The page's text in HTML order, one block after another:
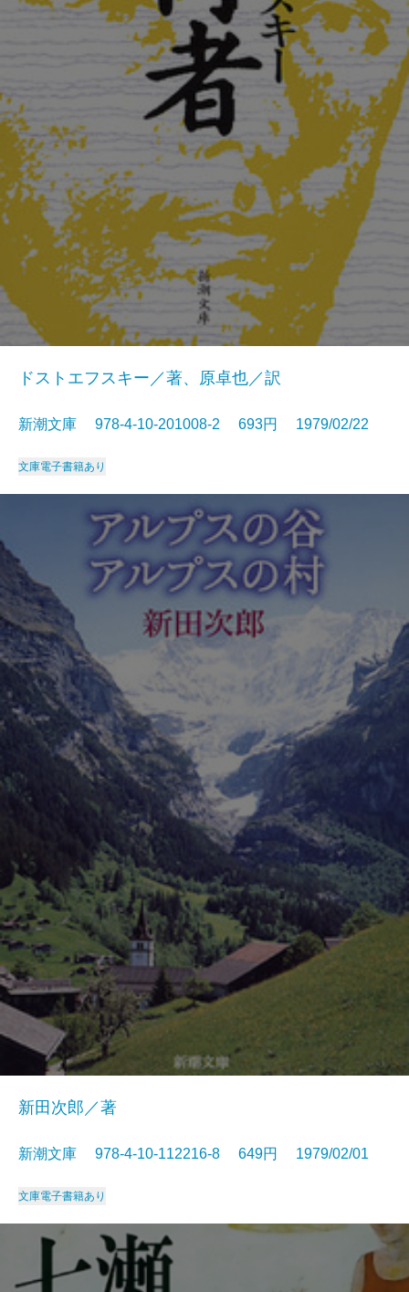
ドストエフスキー／著、原卓也／訳
新潮文庫 978-4-10-201008-2 693円 1979/02/22
文庫電子書籍あり
新田次郎／著
新潮文庫 978-4-10-112216-8 649円 1979/02/01
文庫電子書籍あり